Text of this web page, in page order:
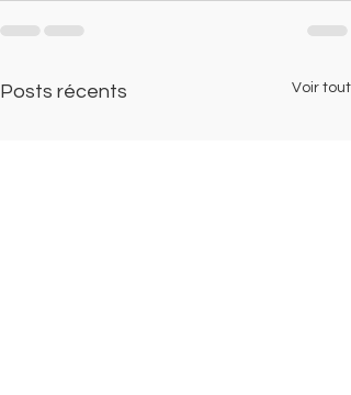
Posts récents Voir tout